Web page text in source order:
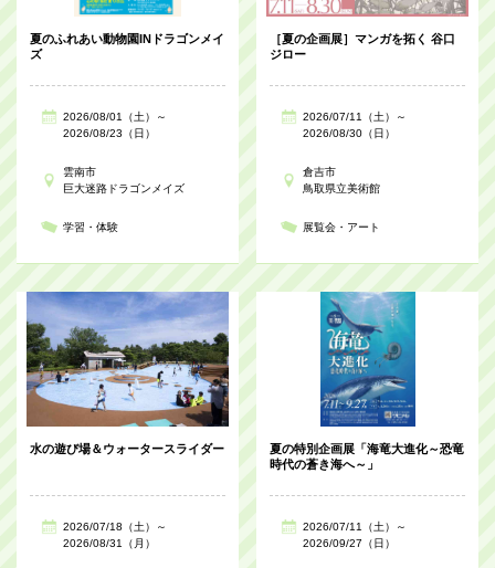
夏のふれあい動物園INドラゴンメイ
ズ
2026/08/01（土）～
2026/08/23（日）
雲南市
巨大迷路ドラゴンメイズ
学習・体験
［夏の企画展］マンガを拓く 谷口
ジロー
2026/07/11（土）～
2026/08/30（日）
倉吉市
鳥取県立美術館
展覧会・アート
水の遊び場＆ウォータースライダー
2026/07/18（土）～
2026/08/31（月）
夏の特別企画展「海竜大進化～恐竜
時代の蒼き海へ～」
2026/07/11（土）～
2026/09/27（日）